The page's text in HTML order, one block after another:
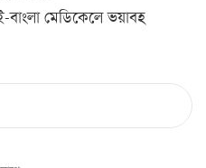
বাংলা মেডিকেলে ভয়াবহ